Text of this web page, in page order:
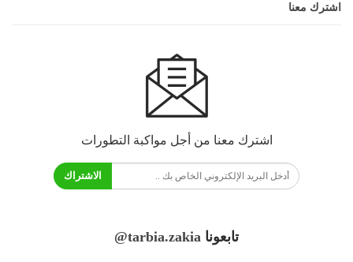
اشترك معنا
اشترك معنا من أجل مواكبة التطورات
الاشتراك
تابعونا @tarbia.zakia